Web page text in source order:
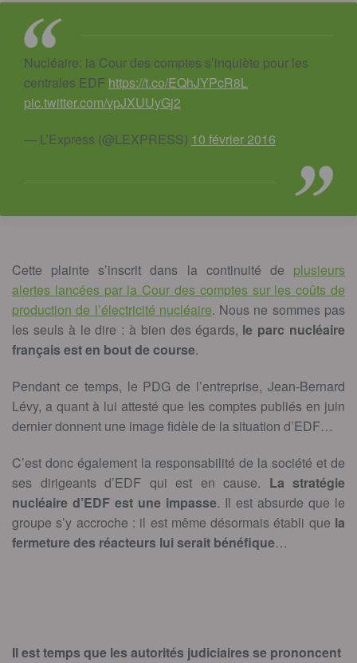
Nucléaire: la Cour des comptes s’inquiète pour les
centrales EDF https://t.co/EQhJYPcR8L
pic.twitter.com/vpJXUUyGj2
— L’Express (@LEXPRESS) 10 février 2016
Cette plainte s’inscrit dans la continuité de plusieurs
alertes lancées par la Cour des comptes sur les coûts de
production de l’électricité nucléaire. Nous ne sommes pas
les seuls à le dire : à bien des égards, le parc nucléaire
français est en bout de course.
Pendant ce temps, le PDG de l’entreprise, Jean-Bernard
Lévy, a quant à lui attesté que les comptes publiés en juin
dernier donnent une image fidèle de la situation d’EDF…
C’est donc également la responsabilité de la société et de
ses dirigeants d’EDF qui est en cause. La stratégie
nucléaire d’EDF est une impasse. Il est absurde que le
groupe s’y accroche : il est même désormais établi que la
fermeture des réacteurs lui serait bénéfique…
Il est temps que les autorités judiciaires se prononcent